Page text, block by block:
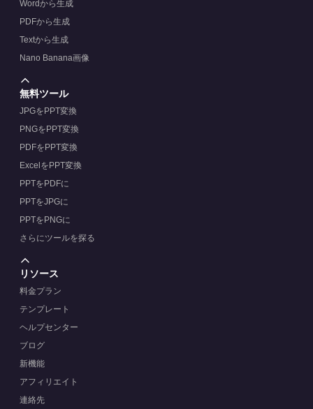
Wordから生成
PDFから生成
Textから生成
Nano Banana画像
無料ツール
JPGをPPT変換
PNGをPPT変換
PDFをPPT変換
ExcelをPPT変換
PPTをPDFに
PPTをJPGに
PPTをPNGに
さらにツールを探る
リソース
料金プラン
テンプレート
ヘルプセンター
ブログ
新機能
アフィリエイト
連絡先